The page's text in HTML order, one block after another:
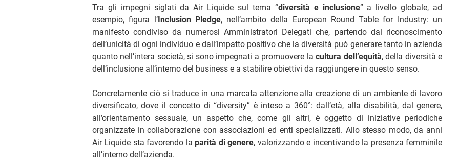
Tra gli impegni siglati da Air Liquide sul tema “diversità e inclusione” a livello globale, ad
esempio, figura l’Inclusion Pledge, nell’ambito della European Round Table for Industry: un
manifesto condiviso da numerosi Amministratori Delegati che, partendo dal riconoscimento
dell’unicità di ogni individuo e dall’impatto positivo che la diversità può generare tanto in azienda
quanto nell’intera società, si sono impegnati a promuovere lacultura dell’equità, della diversità e
dell’inclusione all’interno del business e a stabilire obiettivi da raggiungere in questo senso.
Concretamente ciò si traduce in una marcata attenzione alla creazione di un ambiente di lavoro
diversificato, dove il concetto di “diversity” è inteso a 360°: dall’età, alla disabilità, dal genere,
all’orientamento sessuale, un aspetto che, come gli altri, è oggetto di iniziative periodiche
organizzate in collaborazione con associazioni ed enti specializzati. Allo stesso modo, da anni
Air Liquide sta favorendo laparità di genere, valorizzando e incentivando la presenza femminile
all’interno dell’azienda.